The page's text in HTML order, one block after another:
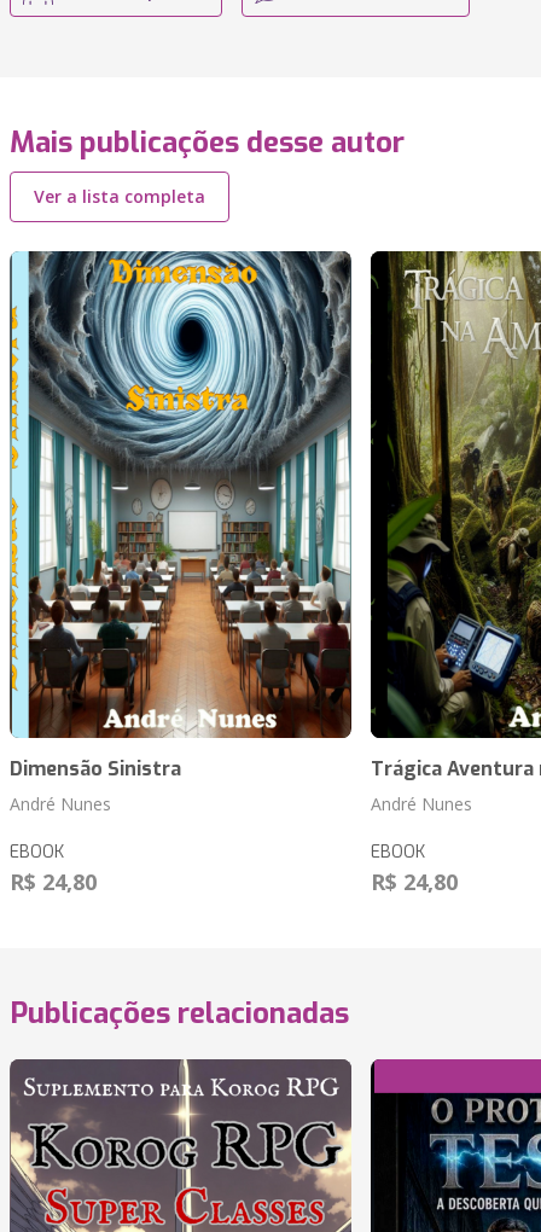
Mais publicações desse autor
Ver a lista completa
Dimensão Sinistra
André Nunes
EBOOK
R$ 24,80
Trágica Aventura
André Nunes
EBOOK
R$ 24,80
Publicações relacionadas